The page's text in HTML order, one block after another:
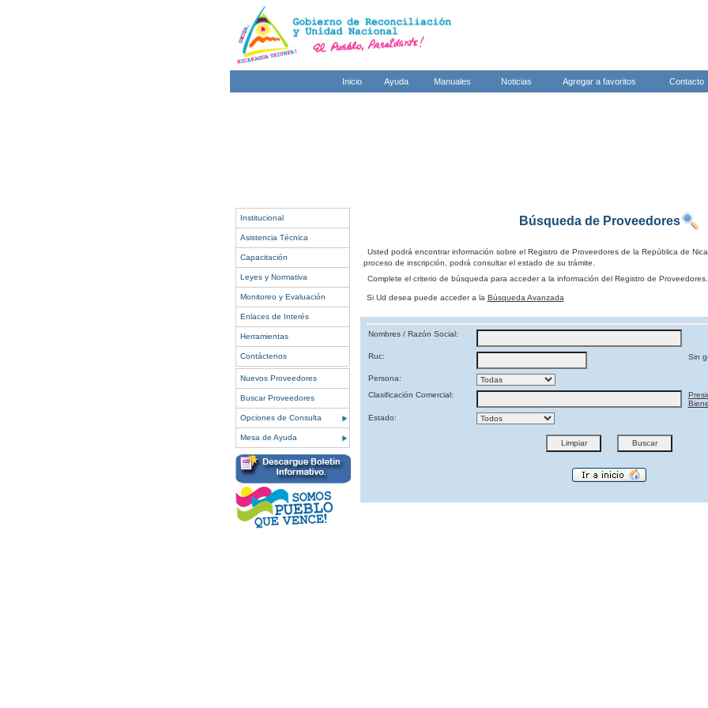
Inicio Ayuda Manuales Noticias Agregar a favoritos Contacto
Institucional
Asistencia Técnica
Capacitación
Leyes y Normativa
Monitoreo y Evaluación
Enlaces de Interés
Herramientas
Contáctenos
Nuevos Proveedores
Buscar Proveedores
Opciones de Consulta
Mesa de Ayuda
Búsqueda de Proveedores
Usted podrá encontrar información sobre el Registro de Proveedores de la República de
proceso de inscripción, podrá consultar el estado de su trámite.
Complete el criterio de búsqueda para acceder a la información del Registro de Proveedores.
Si Ud desea puede acceder a la Búsqueda Avanzada
Nombres / Razón Social:
Ruc: Sin
Persona:
Clasificación Comercial:
Estado: